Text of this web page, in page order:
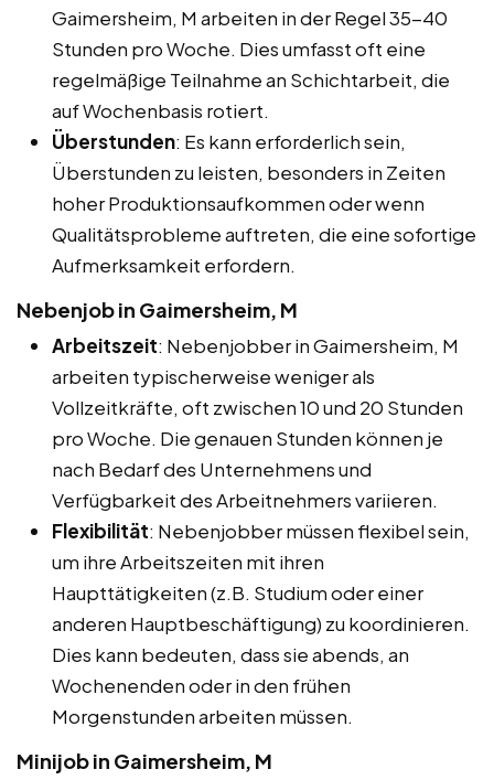
Gaimersheim, M arbeiten in der Regel 35-40
Stunden pro Woche. Dies umfasst oft eine
regelmäßige Teilnahme an Schichtarbeit, die
auf Wochenbasis rotiert.
Überstunden: Es kann erforderlich sein,
Überstunden zu leisten, besonders in Zeiten
hoher Produktionsaufkommen oder wenn
Qualitätsprobleme auftreten, die eine sofortige
Aufmerksamkeit erfordern.
Nebenjob in Gaimersheim, M
Arbeitszeit: Nebenjobber in Gaimersheim, M
arbeiten typischerweise weniger als
Vollzeitkräfte, oft zwischen 10 und 20 Stunden
pro Woche. Die genauen Stunden können je
nach Bedarf des Unternehmens und
Verfügbarkeit des Arbeitnehmers variieren.
Flexibilität: Nebenjobber müssen flexibel sein,
um ihre Arbeitszeiten mit ihren
Haupttätigkeiten (z.B. Studium oder einer
anderen Hauptbeschäftigung) zu koordinieren.
Dies kann bedeuten, dass sie abends, an
Wochenenden oder in den frühen
Morgenstunden arbeiten müssen.
Minijob in Gaimersheim, M